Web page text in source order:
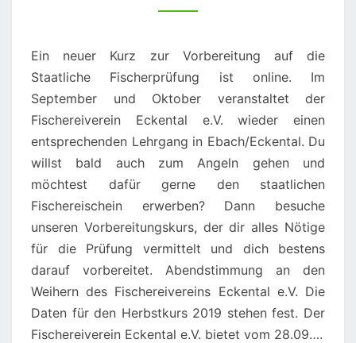
Ein neuer Kurz zur Vorbereitung auf die
Staatliche Fischerprüfung ist online. Im
September und Oktober veranstaltet der
Fischereiverein Eckental e.V. wieder einen
entsprechenden Lehrgang in Ebach/Eckental. Du
willst bald auch zum Angeln gehen und
möchtest dafür gerne den staatlichen
Fischereischein erwerben? Dann besuche
unseren Vorbereitungskurs, der dir alles Nötige
für die Prüfung vermittelt und dich bestens
darauf vorbereitet. Abendstimmung an den
Weihern des Fischereivereins Eckental e.V. Die
Daten für den Herbstkurs 2019 stehen fest. Der
Fischereiverein Eckental e.V. bietet vom 28.09….